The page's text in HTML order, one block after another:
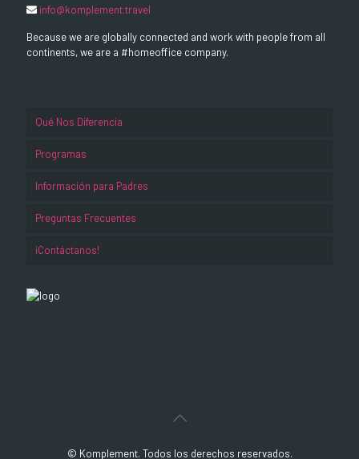
info@komplement.travel
Because we are globally connected and work with people from all
continents, we are a #homeoffice company.
Qué Nos Diferencia
Programas
Información para Padres
Preguntas Frecuentes
¡Contáctanos!
© Komplement. Todos los derechos reservados.